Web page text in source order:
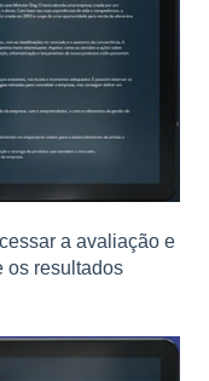
a avaliação e
os resultados